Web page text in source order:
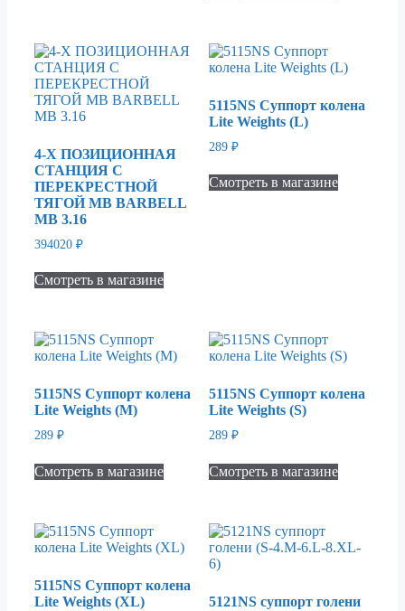
4-Х ПОЗИЦИОННАЯ
СТАНЦИЯ С
ПЕРЕКРЕСТНОЙ
ТЯГОЙ MB BARBELL
MB 3.16
394020 ₽
Смотреть в магазине
5115NS Суппорт колена
Lite Weights (L)
289₽
Смотреть в магазине
5115NS Суппорт колена
Lite Weights (M)
289 ₽
Смотреть в магазине
5115NS Суппорт колена
Lite Weights (S)
289₽
Смотреть в магазине
5115NS Суппорт колена
Lite Weights (XL)
5121NS суппорт голени